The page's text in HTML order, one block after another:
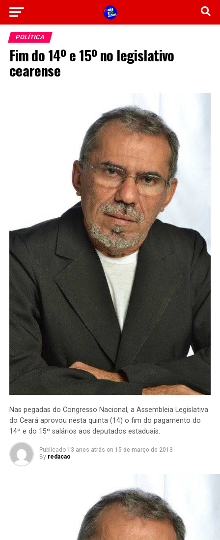
POLÍTICA
Fim do 14º e 15º no legislativo
cearense
Nas pegadas do Congresso Nacional, a Assembleia Legislativa
do Ceará aprovou nesta quinta (14) o fim do pagamento do
14º e do 15º salários aos deputados estaduais.
Publicado 13 anos atrás on 15 de março de 2013
By redacao